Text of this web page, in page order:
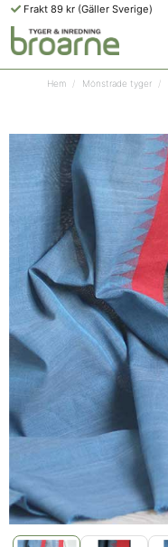
Frakt 89 kr (Gäller Sverige)
Hem Mönstrade tyger